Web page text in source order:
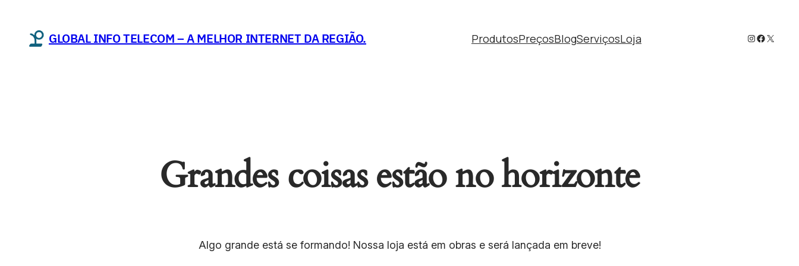
GLOBAL INFO TELECOM – A MELHOR INTERNET DA REGIÃO. ProdutosPreçosBlogServiçosLoja Instagram
Facebook
X
Grandes coisas estão no horizonte
Algo grande está se formando! Nossa loja está em obras e será lançada em breve!